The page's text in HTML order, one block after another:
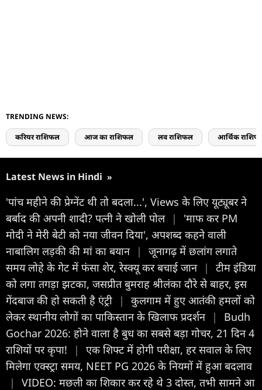
TRENDING NEWS:
करियर राशिफल आज का राशिफल लव राशिफल आर्थिक
Latest News in Hindi »
'पांच महीने की प्रेग्नेंट थी तो बदला...', Views के लिए यूट्यूबर ने
बर्बाद की अपनी शादी? पत्नी ने खोली पोल |
'माफ कर PM
मोदी ने मेरी बेटी को नया जीवन दिया', अपशब्द कहने वाली
नाबालिग लड़की की मां का बयान |
जूनागढ़ में छलांग लगाते
समय लोहे के गेट में फंसा शेर, रेस्क्यू कर बचाई जान |
टीम इंडिया
को लगा तगड़ा झटका, जसप्रीत बुमराह श्रीलंका दौरे से बाहर, इस
गेंदबाज की हो सकती है एंट्री
|
कुलगाम में हुए आतंकी हमलों को
लेकर स्थानीय लोगों का पाकिस्तान के खिलाफ प्रदर्शन |
Budh
Gochar 2026: होने वाला है बुध का सबसे बड़ा गोचर, 21 दिन 4
राशियों पर कृपा!
|
एक शिफ्ट में होगी परीक्षा, हर सवाल के लिए
मिलेगा एक्स्ट्रा समय, NEET PG 2026 के नियमों में हुआ बदलाव
|
VIDEO: मछली का शिकार कर रहे थे 3 दोस्त, तभी सामने आ